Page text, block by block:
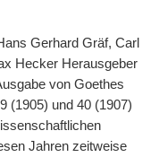
Gerhard Gräf, Carl
Hecker Herausgeber
von Goethes
(1905) und 40 (1907)
Jahren zeitweise